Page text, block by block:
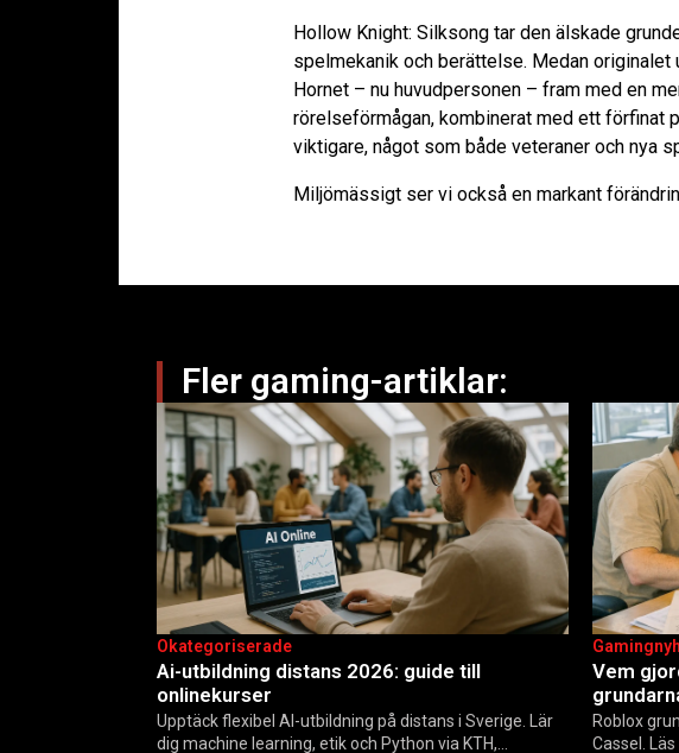
Hollow Knight: Silksong tar den älskade
spelmekanik och berättelse. Medan
Hornet – nu huvudpersonen – fram med en
rörelseförmågan, kombinerat med ett förfinat
viktigare, något som både veteraner och nya
Miljömässigt ser vi också en markant
Fler gaming-artiklar:
Ai-utbildning distans 2026: guide till
onlinekurser
Okategoriserade
Upptäck flexibel AI-utbildning på distans i Sverige. Lär
dig machine learning, etik och Python via KTH,
Vem
Roblox
Cassel.